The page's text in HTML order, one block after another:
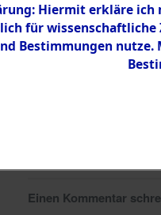
Einen Kommentar
Hiermit erkläre ich
für
Bestimmungen